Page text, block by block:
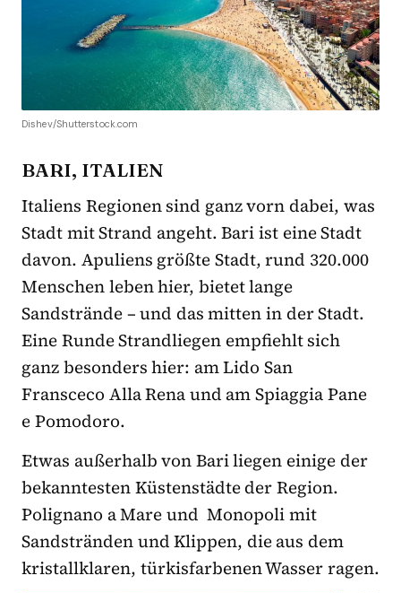
Dishev/Shutterstock.com
BARI, ITALIEN
Italiens Regionen sind ganz vorn dabei, was
Stadt mit Strand angeht. Bari ist eine Stadt
davon. Apuliens größte Stadt, rund 320.000
Menschen leben hier, bietet lange
Sandstrände – und das mitten in der Stadt.
Eine Runde Strandliegen empfiehlt sich
ganz besonders hier: am Lido San
Fransceco Alla Rena und am Spiaggia Pane
e Pomodoro.
Etwas außerhalb von Bari liegen einige der
bekanntesten Küstenstädte der Region.
Polignano a Mare und Monopoli mit
Sandstränden und Klippen, die aus dem
kristallklaren, türkisfarbenen Wasser ragen.